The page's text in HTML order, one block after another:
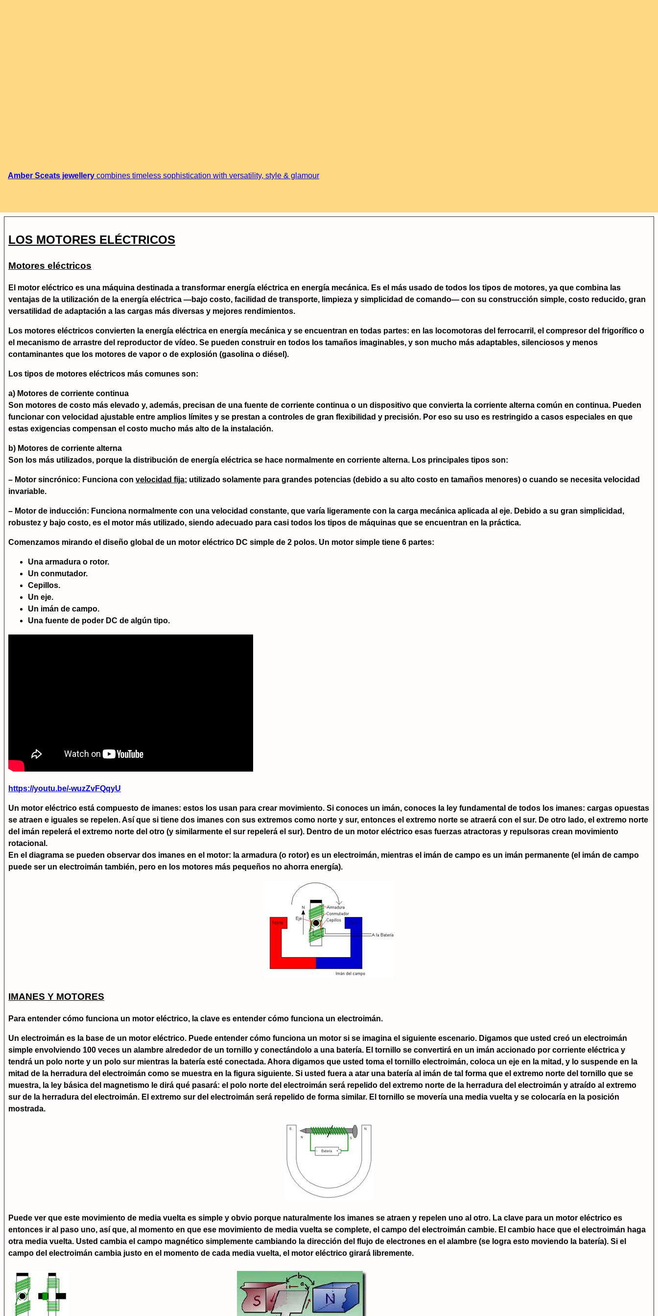
Amber Sceats jewellery combines timeless sophistication with versatility, style & glamour
LOS MOTORES ELÉCTRICOS
Motores eléctricos
El motor eléctrico es una máquina destinada a transformar energía eléctrica en energía mecánica. Es el más usado de todos los tipos de motores, ya que combina las
ventajas de la utilización de la energía eléctrica —bajo costo, facilidad de transporte, limpieza y simplicidad de comando— con su construcción simple, costo reducido, gran
versatilidad de adaptación a las cargas más diversas y mejores rendimientos.
Los motores eléctricos convierten la energía eléctrica en energía mecánica y se encuentran en todas partes: en las locomotoras del ferrocarril, el compresor del frigorífico o
el mecanismo de arrastre del reproductor de vídeo. Se pueden construir en todos los tamaños imaginables, y son mucho más adaptables, silenciosos y menos
contaminantes que los motores de vapor o de explosión (gasolina o diésel).
Los tipos de motores eléctricos más comunes son:
a) Motores de corriente continua
Son motores de costo más elevado y, además, precisan de una fuente de corriente continua o un dispositivo que convierta la corriente alterna común en continua. Pueden
funcionar con velocidad ajustable entre amplios límites y se prestan a controles de gran flexibilidad y precisión. Por eso su uso es restringido a casos especiales en que
estas exigencias compensan el costo mucho más alto de la instalación.
b) Motores de corriente alterna
Son los más utilizados, porque la distribución de energía eléctrica se hace normalmente en corriente alterna. Los principales tipos son:
– Motor sincrónico: Funciona con velocidad fija; utilizado solamente para grandes potencias (debido a su alto costo en tamaños menores) o cuando se necesita velocidad
invariable.
– Motor de inducción: Funciona normalmente con una velocidad constante, que varía ligeramente con la carga mecánica aplicada al eje. Debido a su gran simplicidad,
robustez y bajo costo, es el motor más utilizado, siendo adecuado para casi todos los tipos de máquinas que se encuentran en la práctica.
Comenzamos mirando el diseño global de un motor eléctrico DC simple de 2 polos. Un motor simple tiene 6 partes:
Una armadura o rotor.
Un conmutador.
Cepillos.
Un eje.
Un imán de campo.
Una fuente de poder DC de algún tipo.
https://youtu.be/-wuzZvFQqyU
Un motor eléctrico está compuesto de imanes: estos los usan para crear movimiento. Si conoces un imán, conoces la ley fundamental de todos los imanes: cargas opuestas
se atraen e iguales se repelen. Así que si tiene dos imanes con sus extremos como norte y sur, entonces el extremo norte se atraerá con el sur. De otro lado, el extremo norte
del imán repelerá el extremo norte del otro (y similarmente el sur repelerá el sur). Dentro de un motor eléctrico esas fuerzas atractoras y repulsoras crean movimiento
rotacional.
En el diagrama se pueden observar dos imanes en el motor: la armadura (o rotor) es un electroimán, mientras el imán de campo es un imán permanente (el imán de campo
puede ser un electroimán también, pero en los motores más pequeños no ahorra energía).
IMANES Y MOTORES
Para entender cómo funciona un motor eléctrico, la clave es entender cómo funciona un electroimán.
Un electroimán es la base de un motor eléctrico. Puede entender cómo funciona un motor si se imagina el siguiente escenario. Digamos que usted creó un electroimán
simple envolviendo 100 veces un alambre alrededor de un tornillo y conectándolo a una batería. El tornillo se convertirá en un imán accionado por corriente eléctrica y
tendrá un polo norte y un polo sur mientras la batería esté conectada. Ahora digamos que usted toma el tornillo electroimán, coloca un eje en la mitad, y lo suspende en la
mitad de la herradura del electroimán como se muestra en la figura siguiente. Si usted fuera a atar una batería al imán de tal forma que el extremo norte del tornillo que se
muestra, la ley básica del magnetismo le dirá qué pasará: el polo norte del electroimán será repelido del extremo norte de la herradura del electroimán y atraído al extremo
sur de la herradura del electroimán. El extremo sur del electroimán será repelido de forma similar. El tornillo se movería una media vuelta y se colocaría en la posición
mostrada.
Puede ver que este movimiento de media vuelta es simple y obvio porque naturalmente los imanes se atraen y repelen uno al otro. La clave para un motor eléctrico es
entonces ir al paso uno, así que, al momento en que ese movimiento de media vuelta se complete, el campo del electroimán cambie. El cambio hace que el electroimán haga
otra media vuelta. Usted cambia el campo magnético simplemente cambiando la dirección del flujo de electrones en el alambre (se logra esto moviendo la batería). Si el
campo del electroimán cambia justo en el momento de cada media vuelta, el motor eléctrico girará libremente.